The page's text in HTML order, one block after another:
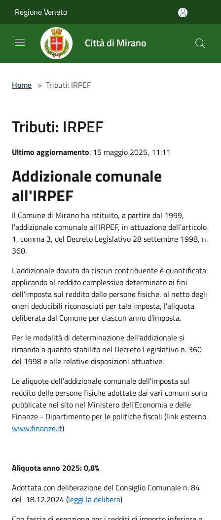
Regione Veneto
Città di Mirano
Home > Tributi: IRPEF
Tributi: IRPEF
Ultimo aggiornamento: 15 maggio 2025, 11:11
Addizionale comunale
all'IRPEF
Il Comune di Mirano ha istituito, a partire dal 1999,
l'addizionale comunale all'IRPEF, in attuazione dell'articolo
1, comma 3, del Decreto Legislativo 28 settembre 1998, n.
360.
L'addizionale dovuta da ciscun contribuente è quantificata
applicando al reddito complessivo determinato ai fini
dell'imposta sul reddito delle persone fisiche, al netto degli
oneri deducibili riconosciuti per tale imposta, l'aliquota
deliberata dal Comune per ciascun anno d'imposta.
Per le modalità di determinazione dell'addizionale si
rimanda a quanto stabilito nel Decreto Legislativo n. 360
del 1998 e alle relative disposizioni attuative.
Le aliquote dell'addizionale comunale dell'imposta sul
reddito delle persone fisiche adottate dai vari comuni sono
pubblicate nel sito nel Ministero dell'Economia e delle
Finanze - Dipartimento per le politiche fiscali (link esterno
www.finanze.it)
Aliquota anno 2025: 0,8%
Adottata con deliberazione del Consiglio Comunale n. 84
del 18.12.2024 (leggi la delibera)